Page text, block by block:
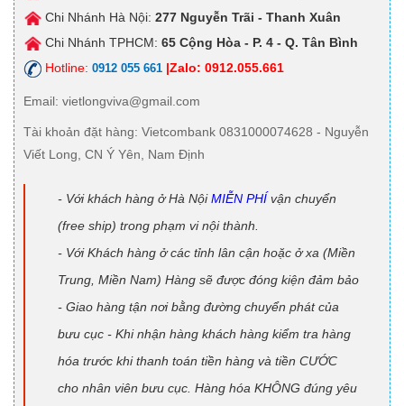
Chi Nhánh Hà Nội: 277 Nguyễn Trãi - Thanh Xuân
Chi Nhánh TPHCM: 65 Cộng Hòa - P. 4 - Q. Tân Bình
Hotline: 0912 055 661 |Zalo: 0912.055.661
Email: vietlongviva@gmail.com
Tài khoản đặt hàng: Vietcombank 0831000074628 - Nguyễn
Viết Long, CN Ý Yên, Nam Định
- Với khách hàng ở Hà NộiMIỄN PHÍ vận chuyển
(free ship) trong phạm vi nội thành.
- Với Khách hàng ở các tỉnh lân cận hoặc ở xa (Miền
Trung, Miền Nam) Hàng sẽ được đóng kiện đảm bảo
- Giao hàng tận nơi bằng đường chuyển phát của
bưu cục - Khi nhận hàng khách hàng kiểm tra hàng
hóa trước khi thanh toán tiền hàng và tiền CƯỚC
cho nhân viên bưu cục. Hàng hóa KHÔNG đúng yêu